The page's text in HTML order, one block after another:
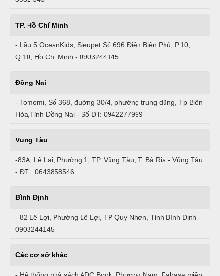
TP. Hồ Chí Minh
- Lầu 5 OceanKids, Sieupet Số 696 Điện Biên Phủ, P.10,
Q.10, Hồ Chí Minh - 0903244145
Đồng Nai
- Tomomi, Số 368, đường 30/4, phường trung dũng, Tp Biên
Hòa,Tỉnh Đồng Nai - Số ĐT: 0942277999
Vũng Tàu
-83A, Lê Lai, Phường 1, TP. Vũng Tàu, T. Bà Rịa - Vũng Tàu
- ĐT : 0643858546
Bình Định
- 82 Lê Lợi, Phường Lê Lợi, TP Quy Nhơn, Tỉnh Bình Định -
0903244145
Các cơ sở khác